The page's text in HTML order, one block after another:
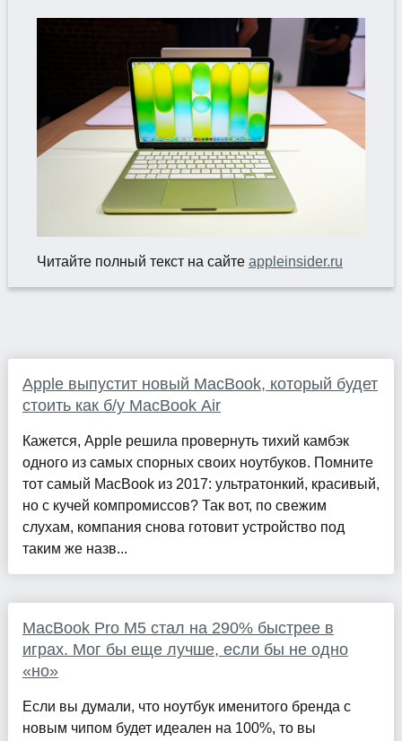
Читайте полный текст на сайте appleinsider.ru
Apple выпустит новый MacBook, который будет
стоить как б/у MacBook Air
Кажется, Apple решила провернуть тихий камбэк
одного из самых спорных своих ноутбуков. Помните
тот самый MacBook из 2017: ультратонкий, красивый,
но с кучей компромиссов? Так вот, по свежим
слухам, компания снова готовит устройство под
таким же назв...
MacBook Pro M5 стал на 290% быстрее в
играх. Мог бы еще лучше, если бы не одно
«но»
Если вы думали, что ноутбук именитого бренда с
новым чипом будет идеален на 100%, то вы